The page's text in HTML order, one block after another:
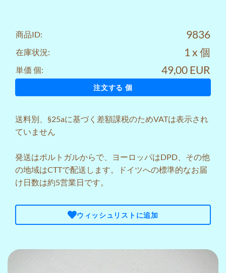
商品ID: 9836
在庫状況: 1 x 個
単価 個: 49,00 EUR
注文する 個
送料別、§25aに基づく差額課税のためVATは表示され
ていません
発送はポルトガルからで、ヨーロッパはDPD、その他
の地域はCTTで配送します。ドイツへの標準的なお届
け日数は約5営業日です。
ウィッシュリストに追加